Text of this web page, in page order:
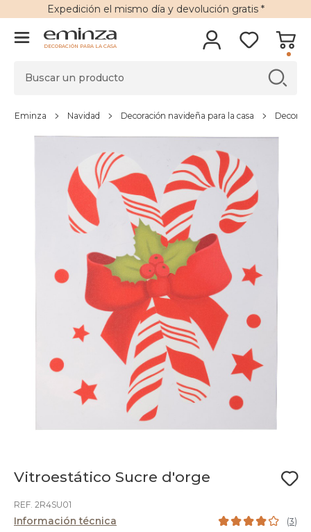
Expedición el mismo día y devolución gratis*
DECORACIÓN PARA LA CASA
Eminza Navidad Decoración navideña para la casa
Vitroestático Sucre d'orge
REF. 2R4SU01
Información técnica (3)